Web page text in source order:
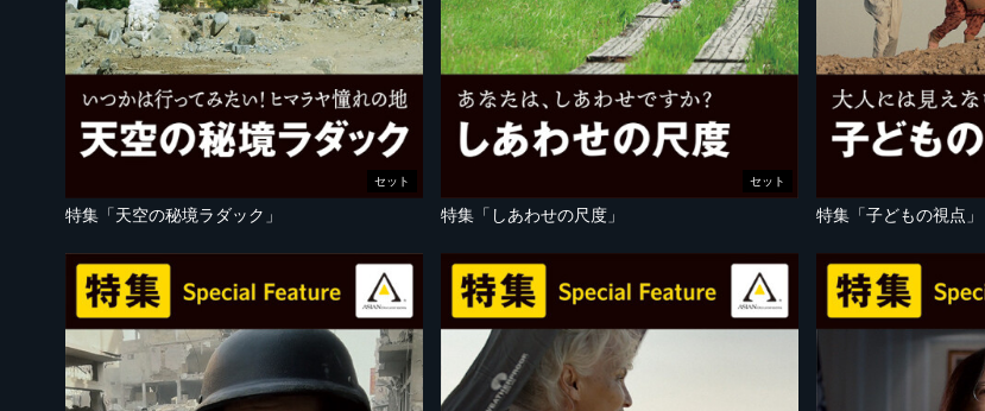
セット
特集「天空の秘境ラダック」
セット
特集「しあわせの尺度」 特集「子どもの視点」